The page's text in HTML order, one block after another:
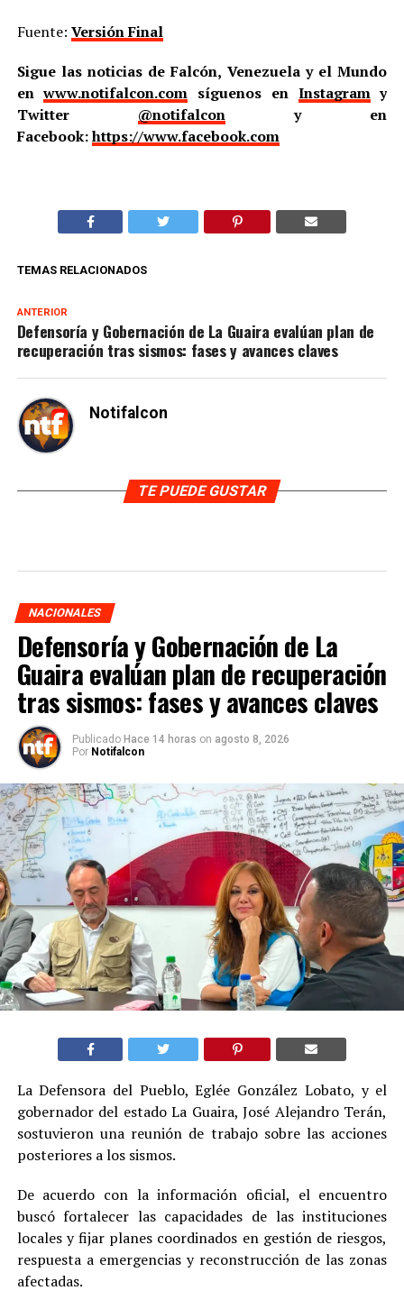
Fuente: Versión Final
Sigue las noticias de Falcón, Venezuela y el Mundo
enwww.notifalcon.com síguenos en Instagramy
Twitter @notifalcony en
Facebook:https://www.facebook.com
TEMAS RELACIONADOS
ANTERIOR
Defensoría y Gobernación de La Guaira evalúan plan de
recuperación tras sismos: fases y avances claves
Notifalcon
TE PUEDE GUSTAR
NACIONALES
Defensoría y Gobernación de La
Guaira evalúan plan de recuperación
tras sismos: fases y avances claves
Publicado Hace 14 horas on agosto 8, 2026
Por Notifalcon
La Defensora del Pueblo, Eglée González Lobato, y el
gobernador del estado La Guaira, José Alejandro Terán,
sostuvieron una reunión de trabajo sobre las acciones
posteriores a los sismos.
De acuerdo con la información oficial, el encuentro
buscó fortalecer las capacidades de las instituciones
locales y fijar planes coordinados en gestión de riesgos,
respuesta a emergencias y reconstrucción de las zonas
afectadas.